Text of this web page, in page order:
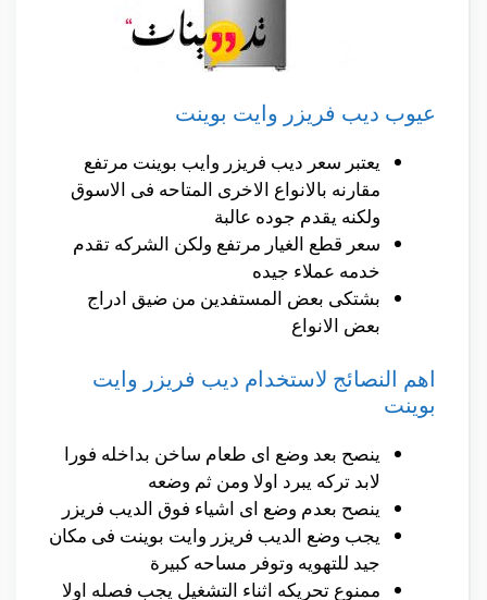
عيوب ديب فريزر وايت بوينت
يعتبر سعر ديب فريزر وايب بوينت مرتفع
مقارنه بالانواع الاخرى المتاحه فى الاسوق
ولكنه يقدم جوده عالبة
سعر قطع الغيار مرتفع ولكن الشركه تقدم
خدمه عملاء جيده
بشتكى بعض المستفدين من ضيق ادراج
بعض الانواع
اهم النصائج لاستخدام ديب فريزر وايت
بوينت
ينصح بعد وضع اى طعام ساخن بداخله فورا
لابد تركه يبرد اولا ومن ثم وضعه
ينصح بعدم وضع اى اشياء فوق الديب فريزر
يجب وضع الديب فريزر وايت بوينت فى مكان
جيد للتهويه وتوفر مساحه كبيرة
ممنوع تحريكه اثناء التشغيل يجب فصله اولا